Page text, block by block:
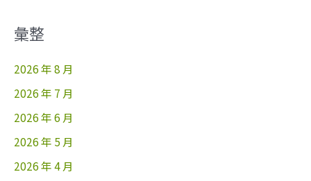
彙整
2026 年 8 月
2026 年 7 月
2026 年 6 月
2026 年 5 月
2026 年 4 月